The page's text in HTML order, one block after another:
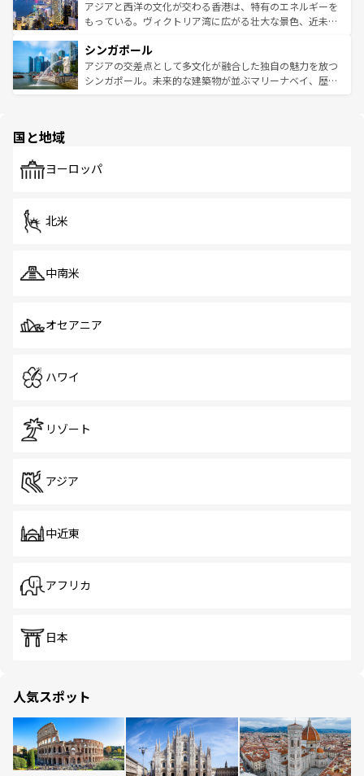
ひ現地で味わいたい。どの地域を訪れてもあたたかい人々
が旅行者を迎えてくれるので、きっと忘れられない旅にな
参照してほしい。
帯で自然と触れ合い、南部ではプーケットやクラビの美し
いビーチでリゾート気分を楽しむことができる。タイ料理
激する。気候は一年中温暖で、どの季節にも異なる楽しみ
が待っている。親しみやすいタイの人々、仏教を中心とし
た文化、そして多様な観光資源が、訪れる旅人を魅了し続
アジアと西洋の文化が交わる香港は、特有のエネルギーを
もっている。ヴィクトリア湾に広がる壮大な景色、近未来
み、どこを訪れても感動するはず。観光スポットが密集し
ており、効率よく見どころを回れるのも魅力。息をのむよ
うな絶景から文化的な体験まで、香港を存分に楽しみ尽く
シンガポール
アジアの交差点として多文化が融合した独自の魅力を放つ
シンガポール。未来的な建築物が並ぶマリーナベイ、歴史
で、ホーカーズは地元の風情を楽しめる外せないスポット
国と地域
ヨーロッパ
北米
中南米
オセアニア
ハワイ
リゾート
アジア
中近東
アフリカ
日本
人気スポット